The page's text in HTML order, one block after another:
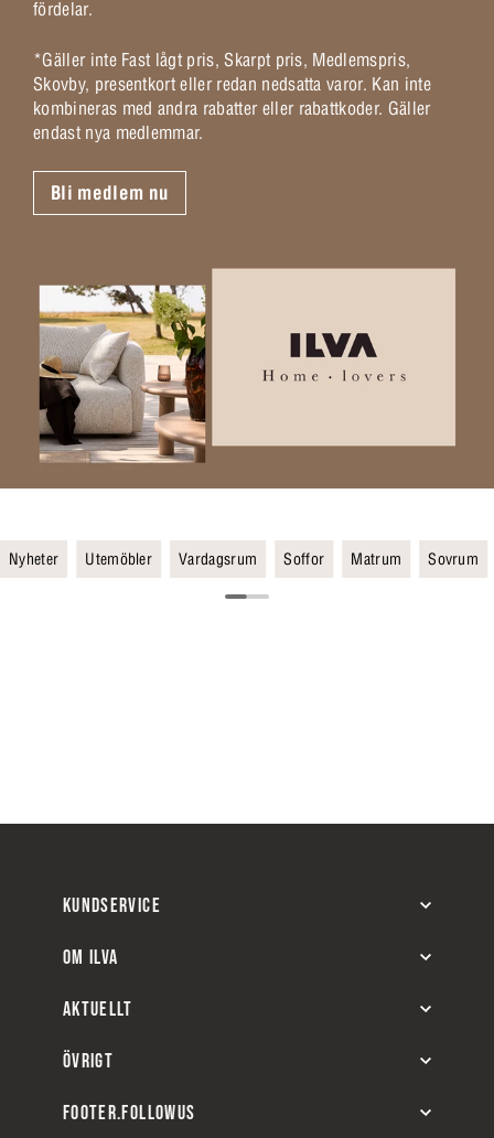
fördelar.
*Gäller inte Fast lågt pris, Skarpt pris, Medlemspris,
Skovby, presentkort eller redan nedsatta varor. Kan inte
kombineras med andra rabatter eller rabattkoder. Gäller
endast nya medlemmar.
Bli medlem nu
Nyheter Utemöbler Vardagsrum Soffor Matrum Sovrum
KUNDSERVICE
OM ILVA
AKTUELLT
ÖVRIGT
FOOTER.FOLLOWUS